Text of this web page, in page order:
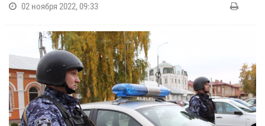
02 ноября 2022, 09:33